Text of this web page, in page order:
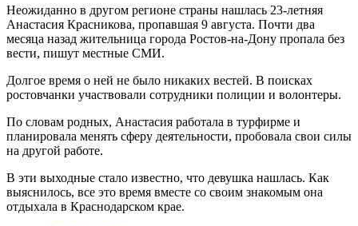
Неожиданно в другом регионе страны нашлась 23-летняя
Анастасия Красникова, пропавшая 9 августа. Почти два
месяца назад жительница города Ростов-на-Дону пропала без
вести, пишут местные СМИ.
Долгое время о ней не было никаких вестей. В поисках
ростовчанки участвовали сотрудники полиции и волонтеры.
По словам родных, Анастасия работала в турфирме и
планировала менять сферу деятельности, пробовала свои силы
на другой работе.
В эти выходные стало известно, что девушка нашлась. Как
выяснилось, все это время вместе со своим знакомым она
отдыхала в Краснодарском крае.